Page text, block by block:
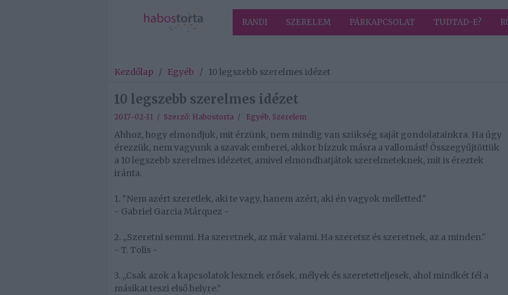
RANDI SZERELEM PÁRKAPCSOLAT TUDTAD-E?
Kezdőlap / Egyéb / 10 legszebb szerelmes idézet
10 legszebb szerelmes idézet
2017-02-11 / Szerző: Habostorta / Egyéb, Szerelem
Ahhoz, hogy elmondjuk, mit érzünk, nem mindig van szükség saját gondolatainkra. Ha úgy
érezzük, nem vagyunk a szavak emberei, akkor bízzuk másra a vallomást! Összegyűjtöttük
a 10 legszebb szerelmes idézetet, amivel elmondhatjátok szerelmeteknek, mit is éreztek
iránta.
1. "Nem azért szeretlek, aki te vagy, hanem azért, aki én vagyok melletted."
- Gabriel Garcia Márquez -
2. „Szeretni semmi. Ha szeretnek, az már valami. Ha szeretsz és szeretnek, az a minden."
- T. Tolis -
3. „Csak azok a kapcsolatok lesznek erősek, mélyek és szeretetteljesek, ahol mindkét fél a
másikat teszi első helyre.”